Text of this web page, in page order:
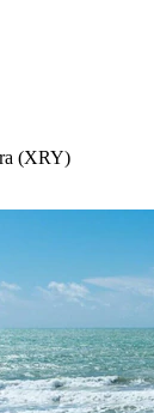
(XRY)